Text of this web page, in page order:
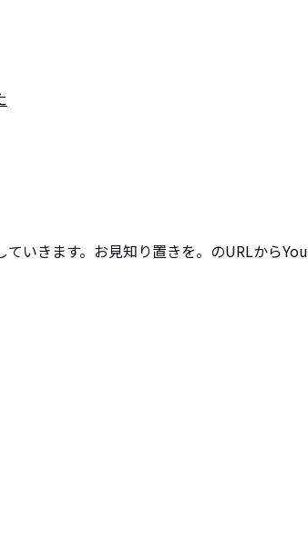
いきます。お見知り置きを。のURLからYou